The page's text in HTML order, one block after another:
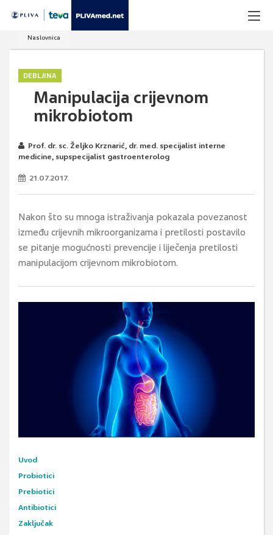
Naslovnica
DEBLJINA
Manipulacija crijevnom
mikrobiotom
Prof. dr. sc. Željko Krznarić, dr. med. specijalist interne
medicine, supspecijalist gastroenterolog
21.07.2017.
Nakon što su mnoga istraživanja pokazala povezanost
između crijevnih mikroorganizama i pretilosti postavilo
se pitanje mogućnosti prevencije i liječenja pretilosti
manipulacijom crijevnom mikrobiotom.
Uvod
Probiotici
Prebiotici
Antibiotici
Zaključak